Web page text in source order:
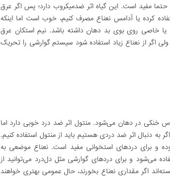
مفید است. این گیاه اثر ضدمیکروب دارد؛ پس اگر عرق
کرده یا آدامس نعناع مصرف کنیم، خوب است اما اینکه
یا خاصی روی بوی بد دهان داشته باشد. نیم استکان عرق
اگر از نعناع زیاد استفاده شود سیستم گوارشی را تحریک
خنکی در دهان می‌شود. منتول اثر ضد درد خوبی دارد اما
به دنبال اثر ضد دردی هستیم باید از منتول استفاده کنیم.
و برای دردهای استخوانی مفید است. نعناع موضعی به
می‌شود و برای دردهای گوارشی مثل دل‌درد می‌توانید از
اگر مقداری نعناع بخورند، حال عمومی بهتری خواهند